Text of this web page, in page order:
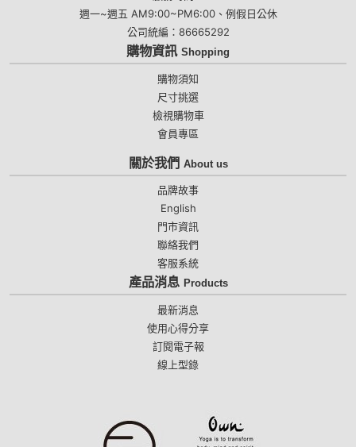
週一~週五 AM9:00~PM6:00、例假日公休
公司統編：86665292
購物資訊 Shopping
購物須知
尺寸挑選
檢視購物車
會員專區
關於我們 About us
品牌故事
English
門市資訊
聯絡我們
客服系統
產品消息 Products
最新消息
使用心得分享
訂閱電子報
線上型錄